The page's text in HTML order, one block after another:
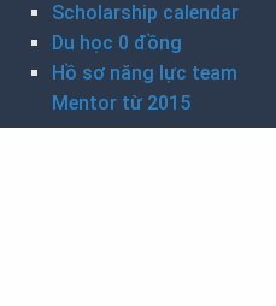
Scholarship calendar
Du học 0 đồng
Hồ sơ năng lực team
Mentor từ 2015